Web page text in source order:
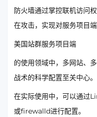
防火墙通过掌控联机访问
在攻击，实现对服务项目
美国站群服务项目端
的使用领域中，多网站、
战术的科学配置至关中心。
在实际使用中，可以通过
或firewalld进行配置。